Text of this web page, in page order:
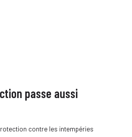
passe aussi
contre les intempéries